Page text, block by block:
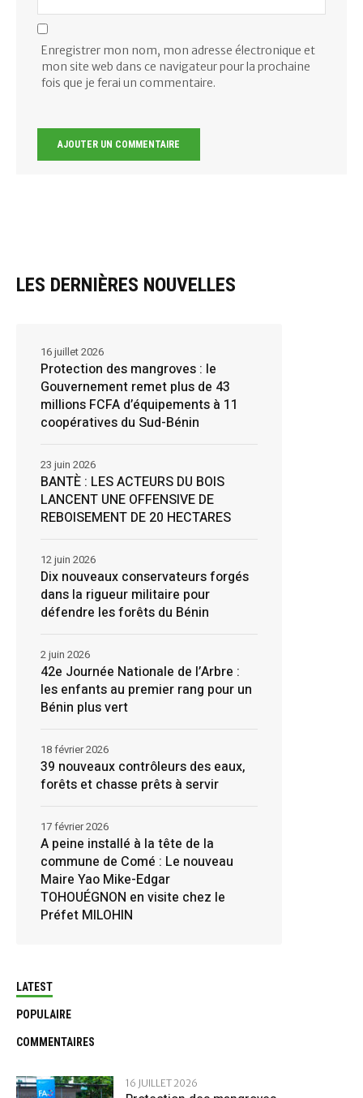
Enregistrer mon nom, mon adresse électronique et
mon site web dans ce navigateur pour la prochaine
fois que je ferai un commentaire.
LES DERNIÈRES NOUVELLES
Protection des mangroves : le
Gouvernement remet plus de 43
millions FCFA d’équipements à 11
coopératives du Sud-Bénin
16 juillet 2026
BANTÈ : LES ACTEURS DU BOIS
LANCENT UNE OFFENSIVE DE
REBOISEMENT DE 20 HECTARES
23 juin 2026
Dix nouveaux conservateurs forgés
dans la rigueur militaire pour
défendre les forêts du Bénin
12 juin 2026
42e Journée Nationale de l’Arbre :
les enfants au premier rang pour un
Bénin plus vert
2 juin 2026
39 nouveaux contrôleurs des eaux,
forêts et chasse prêts à servir
18 février 2026
A peine installé à la tête de la
commune de Comé : Le nouveau
Maire Yao Mike-Edgar
TOHOUÉGNON en visite chez le
Préfet MILOHIN
17 février 2026
LATEST
POPULAIRE
COMMENTAIRES
16 JUILLET 2026